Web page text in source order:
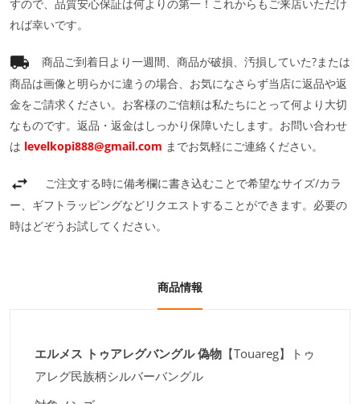
すので、品質安心保証は何よりの第一！これからもご来店いただけ
れば幸いです。
商品ご到着日より一週間、商品が破損、汚損していた?または
商品は画像と明らかに違うの場合、お気になさらず当店に返品や返
金をご請求ください。お客様のご信頼は私たちにとって何より大切
なものです。返品・返金はしっかり保障いたします。お問い合わせ
は levelkopi888@gmail.com までお気軽にご連絡ください。
ご注文する時に備考欄に書き込むことで希望なサイズ/カラ
ー、ギフトラッピングなどリクエストすることができます。必要の
時はどぞうお試してください。
商品情報
エルメス トゥアレグバングル 偽物 【Touareg】トゥ
アレグ民族柄シルバーバングル